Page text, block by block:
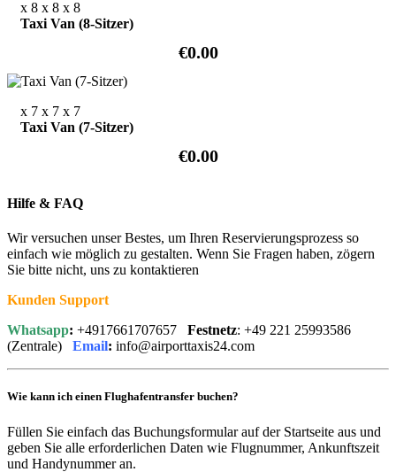
x 8 x 8 x 8
Taxi Van (8-Sitzer)
€0.00
x 7 x 7 x 7
Taxi Van (7-Sitzer)
€0.00
Hilfe & FAQ
Wir versuchen unser Bestes, um Ihren Reservierungsprozess so
einfach wie möglich zu gestalten. Wenn Sie Fragen haben, zögern
Sie bitte nicht, uns zu kontaktieren
Kunden Support
Whatsapp: +4917661707657 Festnetz: +49 221 25993586
(Zentrale) Email: info@airporttaxis24.com
Wie kann ich einen Flughafentransfer buchen?
Füllen Sie einfach das Buchungsformular auf der Startseite aus und
geben Sie alle erforderlichen Daten wie Flugnummer, Ankunftszeit
und Handynummer an.